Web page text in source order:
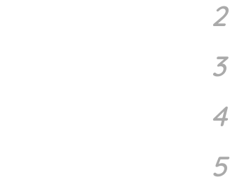
2
3
4
5